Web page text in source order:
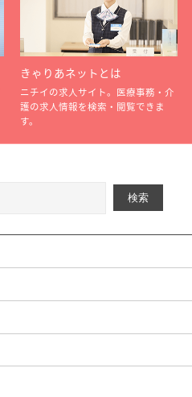
きゃりあネットとは
ニチイの求人サイト。医療事務・介
護の求人情報を検索・閲覧できま
す。